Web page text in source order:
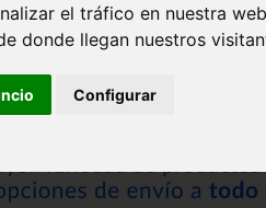
el tráfico en nuestra
donde llegan nuestros
Configurar